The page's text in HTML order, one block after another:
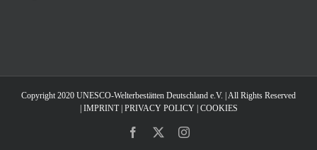
Copyright 2020 UNESCO-Welterbestätten Deutschland e.V. | All Rights Reserved
| IMPRINT| PRIVACY POLICY| COOKIES
Facebook Instagram